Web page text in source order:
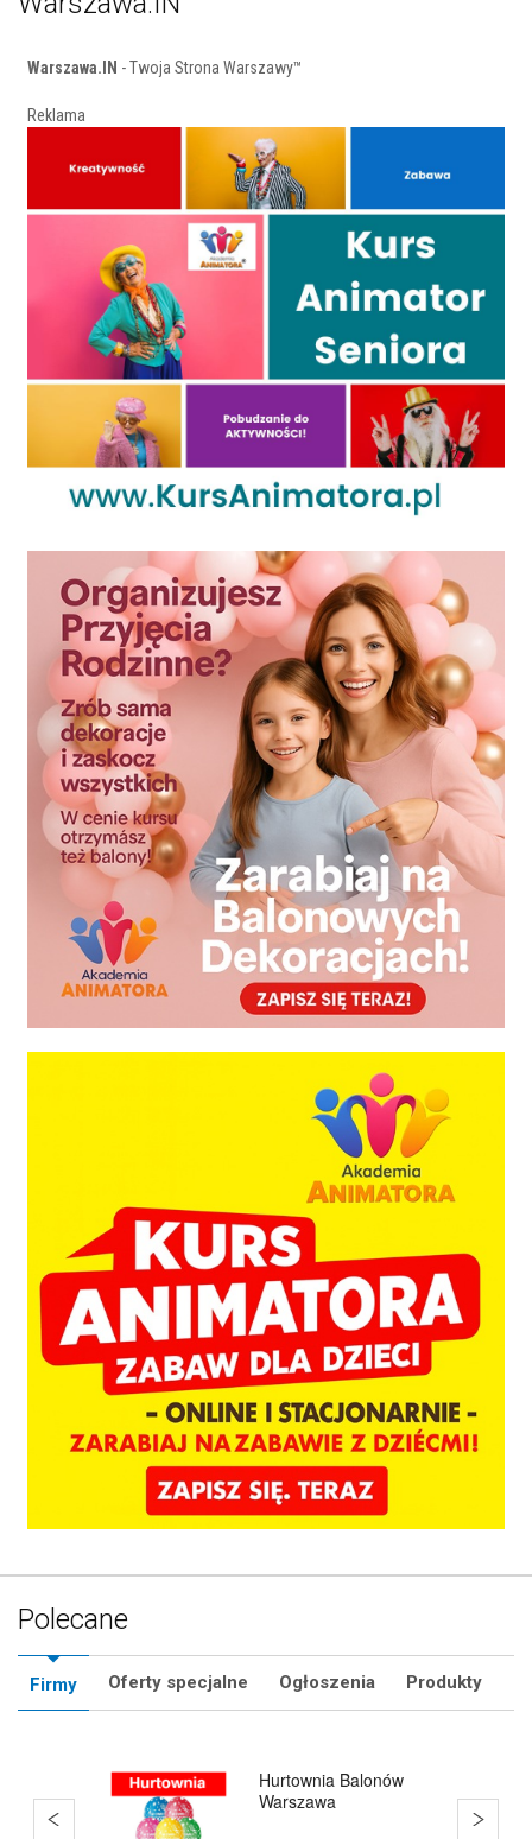
Warszawa.IN - Twoja Strona Warszawy™
Reklama
Polecane
Firmy Oferty specjalne Ogłoszenia Produkty
Bańki Mydlane
Warszawa